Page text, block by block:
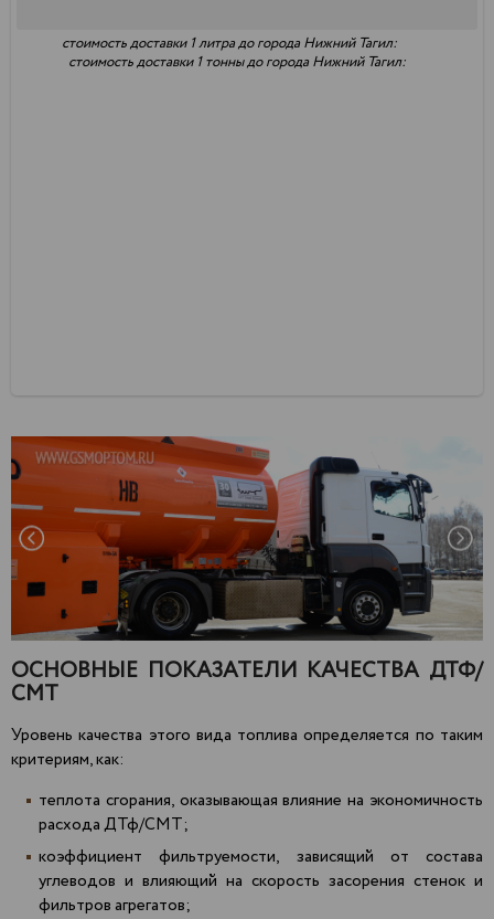
стоимость доставки 1 литра до города Нижний Тагил:
стоимость доставки 1 тонны до города Нижний Тагил:
ОСНОВНЫЕ ПОКАЗАТЕЛИ КАЧЕСТВА ДТФ/
СМТ
Уровень качества этого вида топлива определяется по таким
критериям, как:
теплота сгорания, оказывающая влияние на экономичность
расхода ДТф/СМТ;
коэффициент фильтруемости, зависящий от состава
углеводов и влияющий на скорость засорения стенок и
фильтров агрегатов;